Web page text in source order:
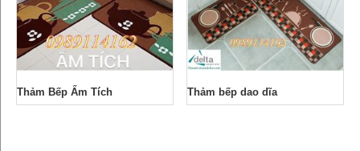
Thảm Bếp Ấm Tích Thảm bếp dao dĩa